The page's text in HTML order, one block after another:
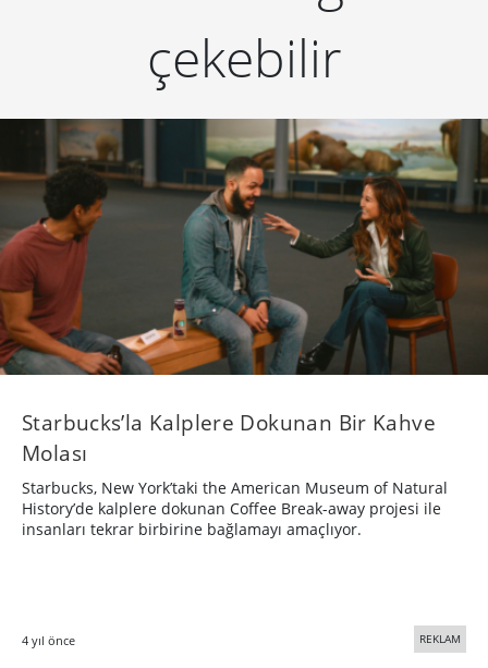
çekebilir
Starbucks’la Kalplere Dokunan Bir Kahve
Molası
Starbucks, New York’taki the American Museum of Natural
History’de kalplere dokunan Coffee Break-away projesi ile
insanları tekrar birbirine bağlamayı amaçlıyor.
4 yıl önce REKLAM